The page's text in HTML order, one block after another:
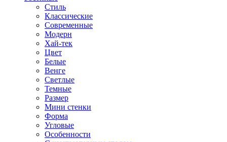
Стиль
Классические
Современные
Модерн
Хай-тек
Цвет
Белые
Венге
Светлые
Темные
Размер
Мини стенки
Форма
Угловые
Особенности